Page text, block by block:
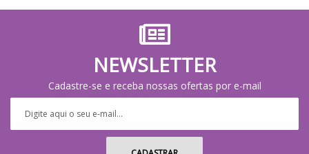
NEWSLETTER
Cadastre-se e receba nossas ofertas por e-mail